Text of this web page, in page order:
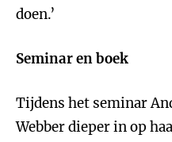
doen.’
Seminar en boek
Tijdens het seminar
Webber dieper in op